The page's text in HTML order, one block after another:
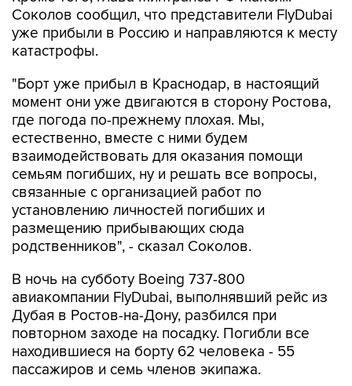
Соколов сообщил, что представители FlyDubai
уже прибыли в Россию и направляются к месту
катастрофы.
"Борт уже прибыл в Краснодар, в настоящий
момент они уже двигаются в сторону Ростова,
где погода по-прежнему плохая. Мы,
естественно, вместе с ними будем
взаимодействовать для оказания помощи
семьям погибших, ну и решать все вопросы,
связанные с организацией работ по
установлению личностей погибших и
размещению прибывающих сюда
родственников", - сказал Соколов.
В ночь на субботу Boeing 737-800
авиакомпании FlyDubai, выполнявший рейс из
Дубая в Ростов-на-Дону, разбился при
повторном заходе на посадку. Погибли все
находившиеся на борту 62 человека - 55
пассажиров и семь членов экипажа.